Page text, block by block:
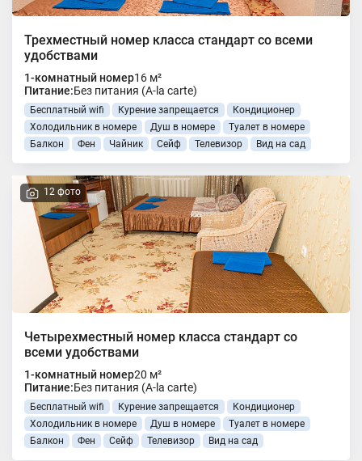
Трехместный номер класса стандарт со всеми
удобствами
1-комнатный номер16 м²
Питание:Без питания (A-la carte)
Бесплатный wifi Курение запрещается
Кондиционер
Холодильник в номере
Душ в номере
Туалет в номере
Балкон
Фен Чайник Сейф Телевизор Вид на сад
12 фото
Четырехместный номер класса стандарт со
всеми удобствами
1-комнатный номер20 м²
Питание:Без питания (A-la carte)
Бесплатный wifi Курение запрещается
Кондиционер
Холодильник в номере
Душ в номере
Туалет в номере
Балкон
Фен Сейф Телевизор Вид на сад